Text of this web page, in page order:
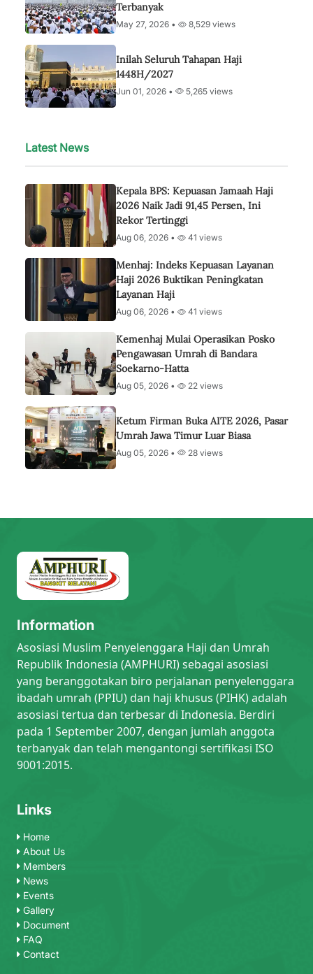
Terbanyak
May 27, 2026 • 8,529 views
Inilah Seluruh Tahapan Haji
1448H/2027
Jun 01, 2026 • 5,265 views
Latest News
Kepala BPS: Kepuasan Jamaah Haji
2026 Naik Jadi 91,45 Persen, Ini
Rekor Tertinggi
Aug 06, 2026 • 41 views
Menhaj: Indeks Kepuasan Layanan
Haji 2026 Buktikan Peningkatan
Layanan Haji
Aug 06, 2026 • 41 views
Kemenhaj Mulai Operasikan Posko
Pengawasan Umrah di Bandara
Soekarno-Hatta
Aug 05, 2026 • 22 views
Ketum Firman Buka AITE 2026, Pasar
Umrah Jawa Timur Luar Biasa
Aug 05, 2026 • 28 views
Information
Asosiasi Muslim Penyelenggara Haji dan Umrah
Republik Indonesia (AMPHURI) sebagai asosiasi
yang beranggotakan biro perjalanan penyelenggara
ibadah umrah (PPIU) dan haji khusus (PIHK) adalah
asosiasi tertua dan terbesar di Indonesia. Berdiri
pada 1 September 2007, dengan jumlah anggota
terbanyak dan telah mengantongi sertifikasi ISO
9001:2015.
Links
Home
About Us
Members
News
Events
Gallery
Document
FAQ
Contact